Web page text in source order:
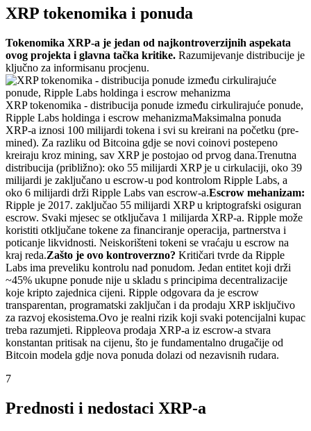
XRP tokenomika i ponuda
Tokenomika XRP-a je jedan od najkontroverzijnih aspekata
ovog projekta i glavna tačka kritike. Razumijevanje distribucije je
ključno za informisanu procjenu.
XRP tokenomika - distribucija ponude između cirkulirajuće ponude,
Ripple Labs holdinga i escrow mehanizmaMaksimalna ponuda
XRP-a iznosi 100 milijardi tokena i svi su kreirani na početku (pre-
mined). Za razliku od Bitcoina gdje se novi coinovi postepeno
kreiraju kroz mining, sav XRP je postojao od prvog dana.Trenutna
distribucija (približno): oko 55 milijardi XRP je u cirkulaciji, oko 39
milijardi je zaključano u escrow-u pod kontrolom Ripple Labs, a
oko 6 milijardi drži Ripple Labs van escrow-a.Escrow mehanizam:
Ripple je 2017. zaključao 55 milijardi XRP u kriptografski osiguran
escrow. Svaki mjesec se otključava 1 milijarda XRP-a. Ripple može
koristiti otključane tokene za financiranje operacija, partnerstva i
poticanje likvidnosti. Neiskorišteni tokeni se vraćaju u escrow na
kraj reda.Zašto je ovo kontroverzno? Kritičari tvrde da Ripple
Labs ima preveliku kontrolu nad ponudom. Jedan entitet koji drži
~45% ukupne ponude nije u skladu s principima decentralizacije
koje kripto zajednica cijeni. Ripple odgovara da je escrow
transparentan, programatski zaključan i da prodaju XRP isključivo
za razvoj ekosistema.Ovo je realni rizik koji svaki potencijalni kupac
treba razumjeti. Rippleova prodaja XRP-a iz escrow-a stvara
konstantan pritisak na cijenu, što je fundamentalno drugačije od
Bitcoin modela gdje nova ponuda dolazi od nezavisnih rudara.
7
Prednosti i nedostaci XRP-a